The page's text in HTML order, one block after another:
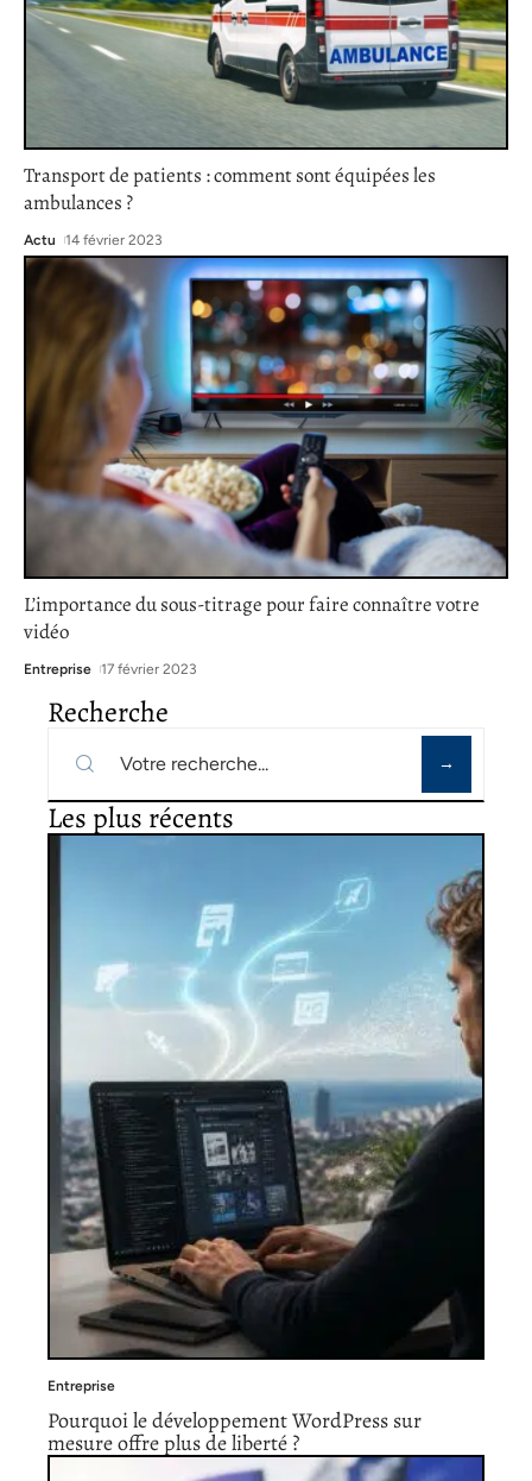
Transport de patients : comment sont équipées les
ambulances ?
Actu 14 février 2023
L’importance du sous-titrage pour faire connaître votre
vidéo
Entreprise 17 février 2023
Recherche
Les plus récents
Entreprise
Pourquoi le développement WordPress sur
mesure offre plus de liberté ?